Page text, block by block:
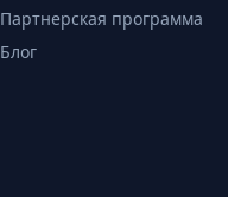
Партнерская программа
Блог